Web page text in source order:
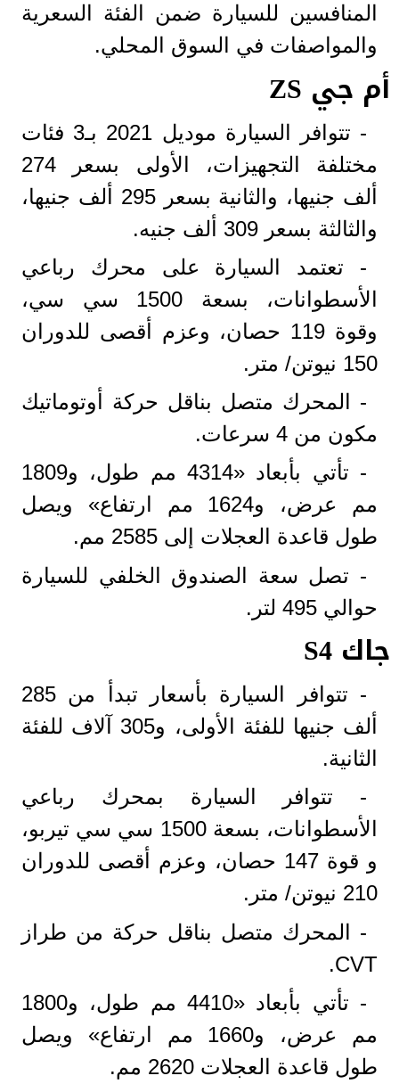
المنافسين للسيارة ضمن الفئة السعرية
والمواصفات في السوق المحلي.
أم جي ZS
- تتوافر السيارة موديل 2021 بـ3 فئات
مختلفة التجهيزات، الأولى بسعر 274
ألف جنيها، والثانية بسعر 295 ألف جنيها،
والثالثة بسعر 309 ألف جنيه.
- تعتمد السيارة على محرك رباعي
الأسطوانات، بسعة 1500 سي سي،
وقوة 119 حصان، وعزم أقصى للدوران
150 نيوتن/ متر.
- المحرك متصل بناقل حركة أوتوماتيك
مكون من 4 سرعات.
- تأتي بأبعاد «4314 مم طول، و1809
مم عرض، و1624 مم ارتفاع» ويصل
طول قاعدة العجلات إلى 2585 مم.
- تصل سعة الصندوق الخلفي للسيارة
حوالي 495 لتر.
جاك S4
- تتوافر السيارة بأسعار تبدأ من 285
ألف جنيها للفئة الأولى، و305 آلاف للفئة
الثانية.
- تتوافر السيارة بمحرك رباعي
الأسطوانات، بسعة 1500 سي سي تيربو،
و قوة 147 حصان، وعزم أقصى للدوران
210 نيوتن/ متر.
- المحرك متصل بناقل حركة من طراز
CVT.
- تأتي بأبعاد «4410 مم طول، و1800
مم عرض، و1660 مم ارتفاع» ويصل
طول قاعدة العجلات 2620 مم.